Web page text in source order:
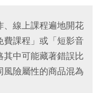
、線上課程遍地開花
費課程」或「短影音
中可能藏著錯誤比
險屬性的商品混為